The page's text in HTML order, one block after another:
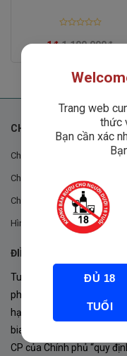
01,100,000₫
1₫
CHÍNH SÁCH
Chính sách chung
Chính sách đổi trả
Chính sách mua hàng
Hình thức thanh toán
ĐIỀU KHOẢN VÀ CHÍNH
Tuân thủ Nghị định 105/
phủ về sản xuất, kinh
hại của rượu, bia” số 44/
bia theo hình thức
CP của Chính phủ “quy
Trang web
thức
Bạn cần xác
ĐỦ 18
TUỔI